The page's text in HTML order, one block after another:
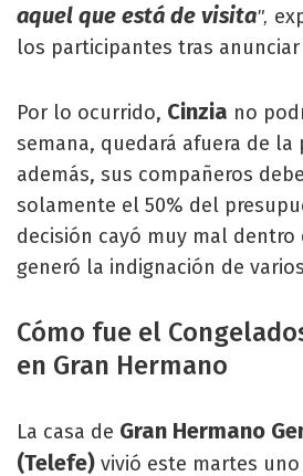
aquel que está de visita",
los participantes tras
Por lo ocurrido, Cinzia no
semana, quedará afuera de
además, sus compañeros
solamente el 50% del
decisión cayó muy mal dentro
generó la indignación de
Cómo fue el
en Gran Hermano
La casa de Gran Hermano
(Telefe) vivió este martes